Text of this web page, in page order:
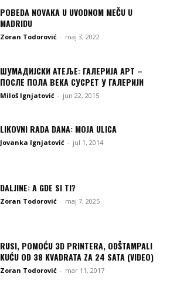
POBEDA NOVAKA U UVODNOM MEČU U
MADRIDU
Zoran Todorović - maj 3, 2022
ШУМАДИЈСКИ АТЕЉЕ: ГАЛЕРИЈА АРТ –
ПОСЛЕ ПОЛА ВЕКА СУСРЕТ У ГАЛЕРИЈИ
Miloš Ignjatović - jun 22, 2015
LIKOVNI RADA DANA: MOJA ULICA
Jovanka Ignjatović - jul 1, 2014
DALJINE: A GDE SI TI?
Zoran Todorović - maj 7, 2025
RUSI, POMOĆU 3D PRINTERA, ODŠTAMPALI
KUĆU OD 38 KVADRATA ZA 24 SATA (VIDEO)
Zoran Todorović - mar 11, 2017